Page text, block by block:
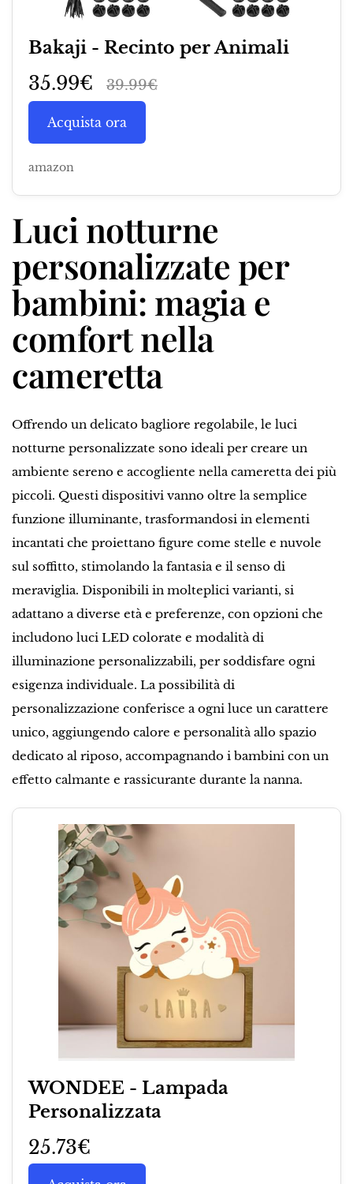
Bakaji - Recinto per Animali
35.99€ 39.99€
Acquista ora
amazon
Luci notturne
personalizzate per
bambini: magia e
comfort nella
cameretta
Offrendo un delicato bagliore regolabile, le luci
notturne personalizzate sono ideali per creare un
ambiente sereno e accogliente nella cameretta dei più
piccoli. Questi dispositivi vanno oltre la semplice
funzione illuminante, trasformandosi in elementi
incantati che proiettano figure come stelle e nuvole
sul soffitto, stimolando la fantasia e il senso di
meraviglia. Disponibili in molteplici varianti, si
adattano a diverse età e preferenze, con opzioni che
includono luci LED colorate e modalità di
illuminazione personalizzabili, per soddisfare ogni
esigenza individuale. La possibilità di
personalizzazione conferisce a ogni luce un carattere
unico, aggiungendo calore e personalità allo spazio
dedicato al riposo, accompagnando i bambini con un
effetto calmante e rassicurante durante la nanna.
WONDEE - Lampada
Personalizzata
25.73€